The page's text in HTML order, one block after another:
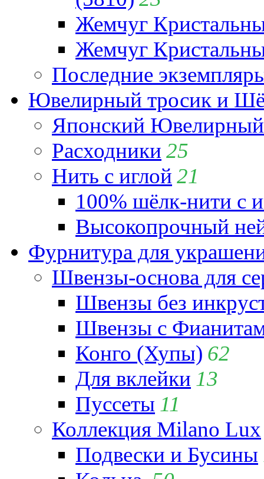
Жемчуг
Жемчуг
Последние
Ювелирный тросик и
Японский
Расходники 25
Нить с иглой 21
100% шёлк-нити с
Высокопрочный
Фурнитура для
Швензы-основа для
Швензы без
Швензы с
Конго (Хупы) 62
Для вклейки 13
Пуссеты 11
Коллекция Milano Lux
Подвески и Бусины